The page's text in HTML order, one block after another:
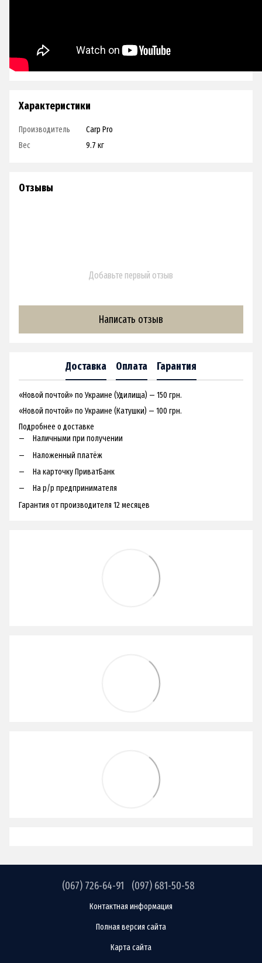
Характеристики
Производитель
Carp Pro
Вес
9.7 кг
Отзывы
Добавьте первый отзыв
Написать отзыв
Доставка Оплата Гарантия
«Новой почтой» по Украине (Удилища) — 150 грн.
«Новой почтой» по Украине (Катушки) — 100 грн.
Подробнее о доставке
Наличными при получении
Наложенный платёж
На карточку ПриватБанк
На р/р предпринимателя
Гарантия от производителя 12 месяцев
(067) 726-64-91 (097) 681-50-58
Контактная информация
Полная версия сайта
Карта сайта